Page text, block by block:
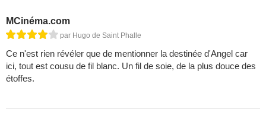
MCinéma.com
par Hugo de Saint Phalle
Ce n'est rien révéler que de mentionner la destinée d'Angel car
ici, tout est cousu de fil blanc. Un fil de soie, de la plus douce des
étoffes.